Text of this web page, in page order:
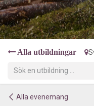
Alla utbildningar
Alla evenemang